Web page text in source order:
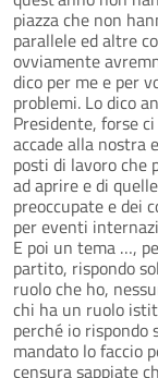
piazza che non
parallele ed altre
ovviamente
dico per me e per
problemi. Lo dico
Presidente, forse
accade alla nostra
posti di lavoro che
ad aprire e di
preoccupate e dei
per eventi
E poi un tema …,
partito, rispondo
ruolo che ho,
chi ha un ruolo
perché io rispondo
mandato lo faccio
censura sappiate